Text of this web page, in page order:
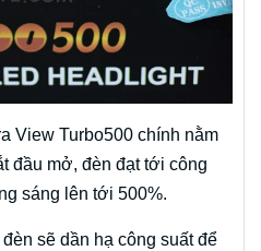
View Turbo500 chính nằm
đầu mở, đèn đạt tới công
sáng lên tới 500%.
sẽ dần hạ công suất để